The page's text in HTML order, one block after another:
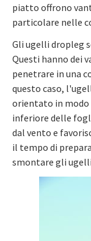
piatto offrono
particolare nelle
Gli ugelli dropleg
Questi hanno dei
penetrare in una
questo caso,
orientato in
inferiore delle
dal vento e
il tempo di
smontare gli